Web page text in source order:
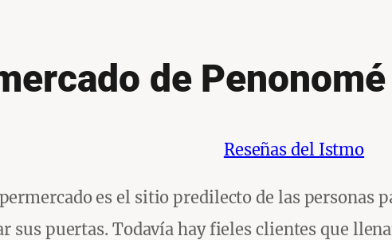
de
Reseñas del Istmo
es el sitio predilecto de las
sus puertas. Todavía hay fieles clientes que